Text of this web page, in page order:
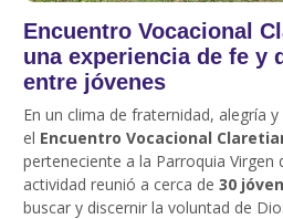
Encuentro Vocacional
una experiencia de fe y
entre jóvenes
En un clima de fraternidad, alegría
el Encuentro Vocacional
perteneciente a la Parroquia Virgen
actividad reunió a cerca de 30
buscar y discernir la voluntad de